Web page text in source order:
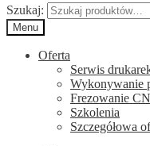
Szukaj:
Menu
Oferta
Serwis
Wykonywanie
Frezowanie
Szkolenia
Szczegółowa